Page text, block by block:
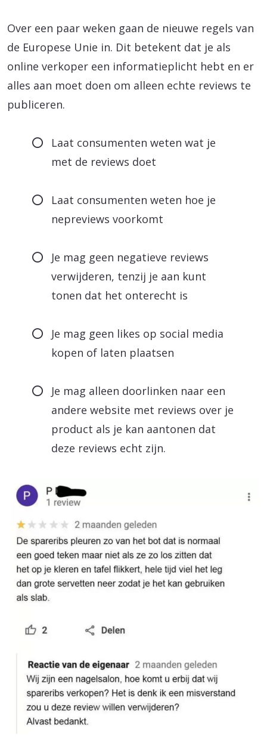
Over een paar weken gaan de nieuwe regels van
de Europese Unie in. Dit betekent dat je als
online verkoper een informatieplicht hebt en er
alles aan moet doen om alleen echte reviews te
publiceren.
Laat consumenten weten wat je
met de reviews doet
Laat consumenten weten hoe je
nepreviews voorkomt
Je mag geen negatieve reviews
verwijderen, tenzij je aan kunt
tonen dat het onterecht is
Je mag geen likes op social media
kopen of laten plaatsen
Je mag alleen doorlinken naar een
andere website met reviews over je
product als je kan aantonen dat
deze reviews echt zijn.